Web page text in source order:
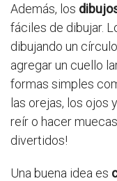
Además, los
fáciles de dibujar.
dibujando un
agregar un cuello
formas simples
las orejas, los ojos
reír o hacer
divertidos!
Una buena idea es